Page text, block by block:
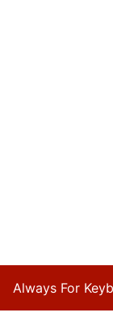
Always For